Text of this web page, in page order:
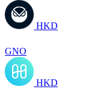
HKD
GNO
HKD